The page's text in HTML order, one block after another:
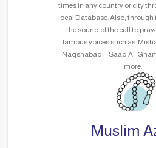
times in any country or city
local Database. Also, through
the sound of the call to
famous voices such as:
Naqshabadi - Saad Al-
more.
Muslim